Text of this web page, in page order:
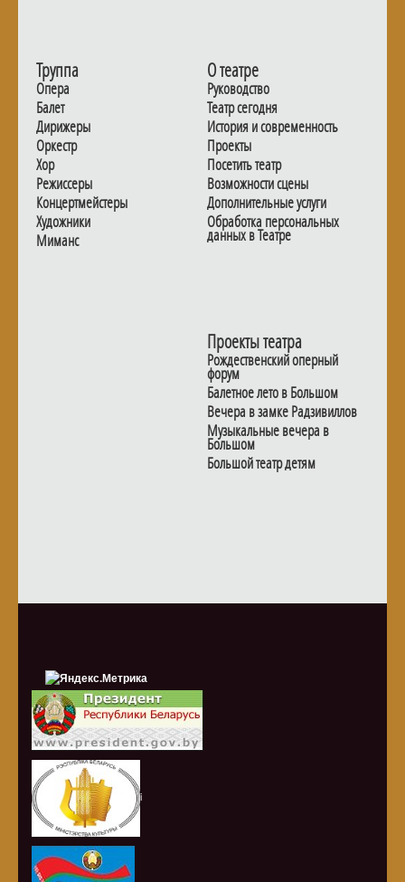
Труппа
Опера
Балет
Дирижеры
Оркестр
Хор
Режиссеры
Концертмейстеры
Художники
Миманс
О театре
Руководство
Театр сегодня
История и современность
Проекты
Посетить театр
Возможности сцены
Дополнительные услуги
Обработка персональных
данных в Театре
Проекты театра
Рождественский оперный
форум
Балетное лето в Большом
Вечера в замке Радзивиллов
Музыкальные вечера в
Большом
Большой театр детям
i